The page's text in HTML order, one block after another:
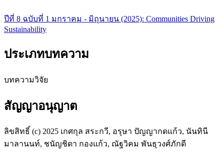
ปีที่ 8 ฉบับที่ 1 มกราคม - มิถุนายน (2025): Communities Driving
Sustainability
ประเภทบทความ
บทความวิจัย
สัญญาอนุญาต
ลิขสิทธิ์ (c) 2025 เกศกุล สระกวี, อรุษา ปัญญากดแก้ว, นันทินี
มาลานนท์, ชนัญชิดา กองแก้ว, ณัฐวิคม พันธุวงศ์ภักดี